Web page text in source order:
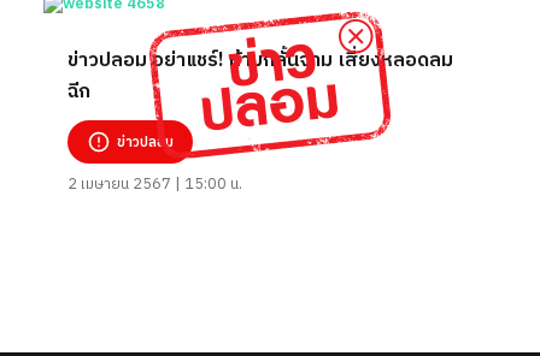
ข่าวปลอม อย่าแชร์! ห้ามกลั้นจาม เสี่ยงหลอดลม
ฉีก
ข่าวปลอม
2 เมษายน 2567 | 15:00 น.